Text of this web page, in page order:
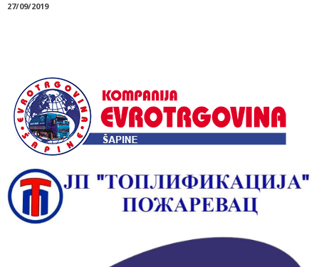
27/09/2019